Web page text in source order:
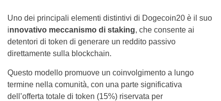
Uno dei principali elementi distintivi di Dogecoin20 è il suo
innovativo meccanismo di staking, che consente ai
detentori di token di generare un reddito passivo
direttamente sulla blockchain.
Questo modello promuove un coinvolgimento a lungo
termine nella comunità, con una parte significativa
dell’offerta totale di token (15%) riservata per